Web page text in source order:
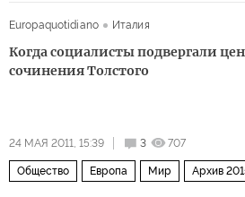
Europaquotidiano Италия
Когда социалисты подвергали
сочинения Толстого
24 МАЯ 2011, 15:39 3 707
Общество Европа Мир Архив